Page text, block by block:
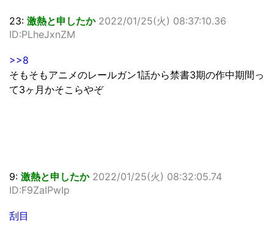
23: 激熱と申したか 2022/01/25(火) 08:37:10.36
ID:PLheJxnZM
>>8
そもそもアニメのレールガン1話から禁書3期の作中期間っ
て3ヶ月かそこらやぞ
9: 激熱と申したか 2022/01/25(火) 08:32:05.74
ID:F9ZaIPwIp
刮目